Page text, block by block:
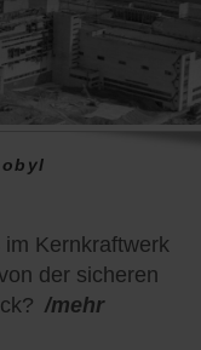
Kernkraftwerk
der sicheren
/mehr